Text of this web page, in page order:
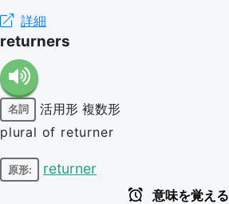
詳細
returners
名詞 活用形 複数形
plural of returner
原形: returner
意味を覚える